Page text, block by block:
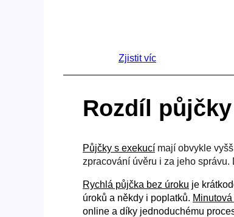
Zjistit víc
Rozdíl
Půjčky s exekucí mají obvykle
zpracování úvěru i za jeho
Rychlá půjčka bez úroku je
úroků a někdy i poplatků.
online a díky jednoduchému